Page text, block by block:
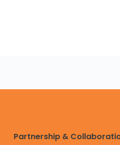
Partnership &